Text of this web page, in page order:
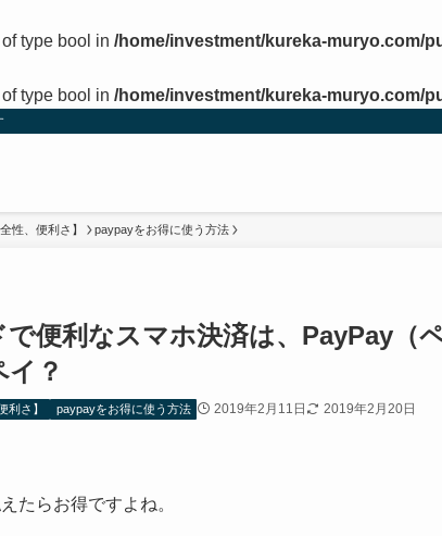
type bool in /home/investment/kureka-muryo.com/
type bool in /home/investment/kureka-muryo.com/
性、便利さ】 paypayをお得に使う方法
便利なスマホ決済は、PayPay（
？
利さ】 paypayをお得に使う方法 2019年2月11日 2019年2月20日
たらお得ですよね。